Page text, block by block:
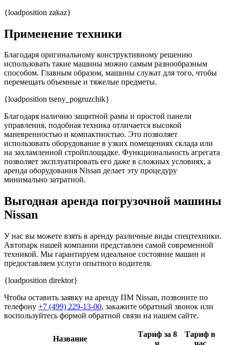
{loadposition zakaz}
Применение техники
Благодаря оригинальному конструктивному решению
использовать такие машины можно самым разнообразным
способом. Главным образом, машины служат для того, чтобы
перемещать объемные и тяжелые предметы.
{loadposition tseny_pogruzchik}
Благодаря наличию защитной рамы и простой панели
управления, подобная техника отличается высокой
маневренностью и компактностью. Это позволяет
использовать оборудование в узких помещениях склада или
на захламленной стройплощадке. Функциональность агрегата
позволяет эксплуатировать его даже в сложных условиях, а
аренда оборудования Nissan делает эту процедуру
минимально затратной.
Выгодная аренда погрузочной машины
Nissan
У нас вы можете взять в аренду различные виды спецтехники.
Автопарк нашей компании представлен самой современной
техникой. Мы гарантируем идеальное состояние машин и
предоставляем услуги опытного водителя.
{loadposition direktor}
Чтобы оставить заявку на аренду ПМ Nissan, позвоните по
телефону +7 (499) 229-13-00, закажите обратный звонок или
воспользуйтесь формой обратной связи на нашем сайте.
Название
Тариф за 8
Тариф в